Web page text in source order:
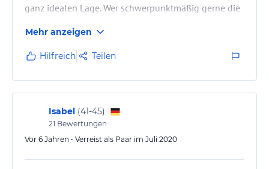
ganz idealen Lage. Wer schwerpunktmäßig gerne die
abseits in einer gehobeneneren Unterkunft
unterkommen möchte, ist hier richtig aufgehoben.
Wer griechische Ruhe und einen schönen Stand
sucht, wird eher enttäuscht sein oder kein Problem
damit haben die Insel mit dem Auto zu erkunden.
Mehr anzeigen
Hilfreich Teilen
Isabel (41-45)
21 Bewertungen
Vor 6 Jahren • Verreist als Paar im Juli 2020